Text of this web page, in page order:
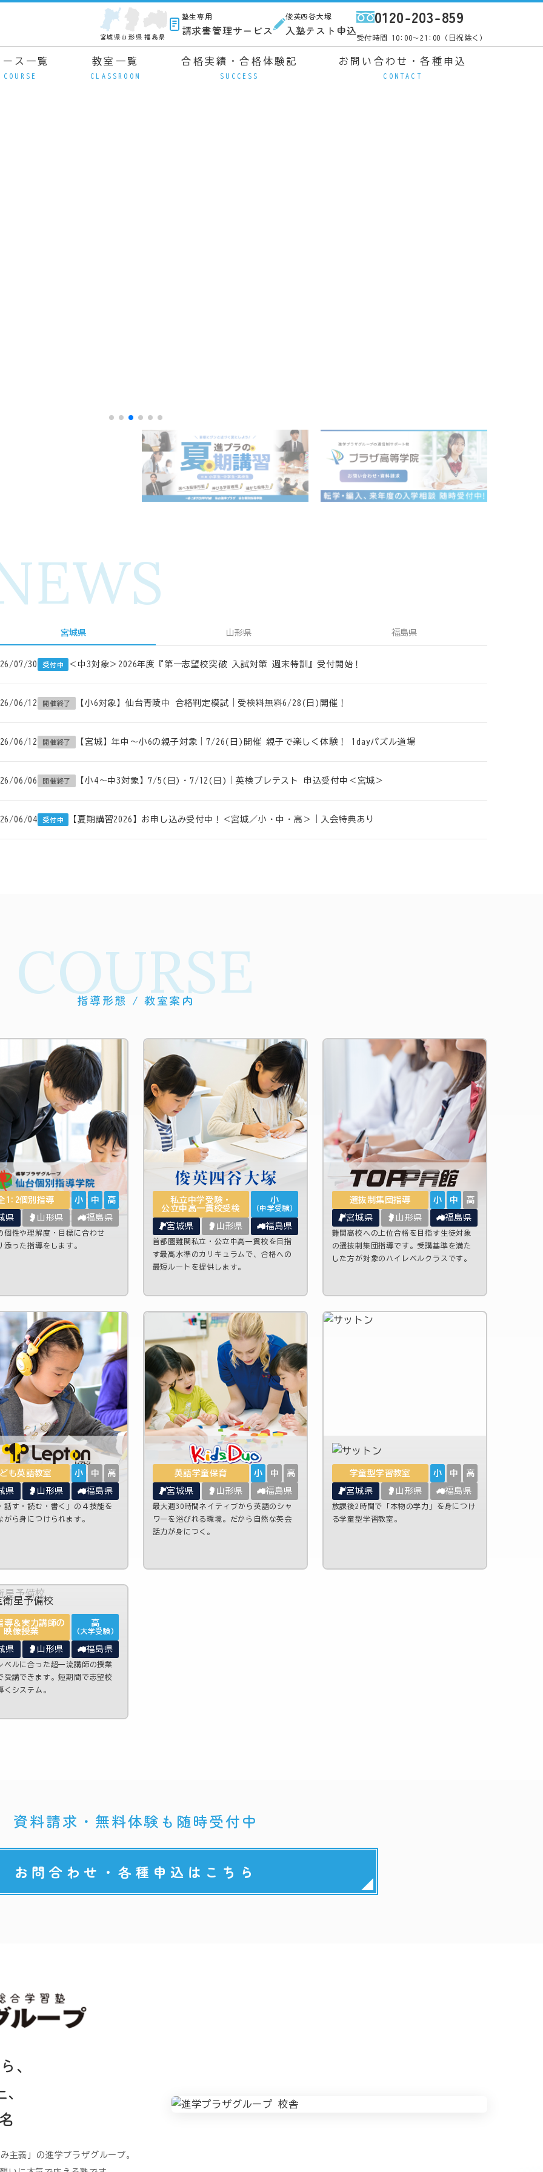
宮城県山形県 福島県
塾生専用
請求書管理サービス
俊英四谷大塚
入塾テスト申込
0120-203-859
受付時間 10:00～21:00（日祝除く）
ース一覧
COURSE
教室一覧
CLASSROOM
合格実績・合格体験記
SUCCESS
お問い合わせ・各種申込
CONTACT
宮城県 山形県 福島県
07/30 受付中 ＜中3対象＞2026年度『第一志望校突破 入試対策 週末特訓』受付開始！
06/12 開催終了 【小6対象】仙台青陵中 合格判定模試｜受検料無料6/28(日)開催！
06/12 開催終了 【宮城】年中～小6の親子対象｜7/26(日)開催 親子で楽しく体験！ 1dayパズル道場
06/06 開催終了 【小4～中3対象】7/5(日)・7/12(日)｜英検プレテスト 申込受付中＜宮城＞
06/04 受付中 【夏期講習2026】お申し込み受付中！＜宮城／小・中・高＞｜入会特典あり
COURSE
指導形態 / 教室案内
1:2個別指導 小 中 高
県 山形県 福島県
個性や理解度・目標に合わせ
添った指導をします。
私立中学受験・
公立中高一貫校受検
小
（中学受験）
宮城県 山形県 福島県
首都圏難関私立・公立中高一貫校を目指
す最高水準のカリキュラムで、合格への
最短ルートを提供します。
選抜制集団指導 小 中 高
宮城県 山形県 福島県
難関高校への上位合格を目指す生徒対象
の選抜制集団指導です。受講基準を満た
した方が対象のハイレベルクラスです。
も英語教室 小 中 高
県 山形県 福島県
話す・読む・書く」の４技能を
がら身につけられます。
英語学童保育 小 中 高
宮城県 山形県 福島県
最大週30時間ネイティブから英語のシャ
ワーを浴びれる環境。だから自然な英会
話力が身につく。
学童型学習教室 小 中 高
宮城県 山形県 福島県
放課後2時間で「本物の学力」を身につけ
る学童型学習教室。
導＆実力講師の
映像授業
高
(大学受験)
県 山形県 福島県
ベルに合った超一流講師の授業
受講できます。短期間で志望校
くシステム。
資料請求・無料体験も随時受付中
お問合わせ・各種申込はこちら
、
主義」の進学プラザグループ。